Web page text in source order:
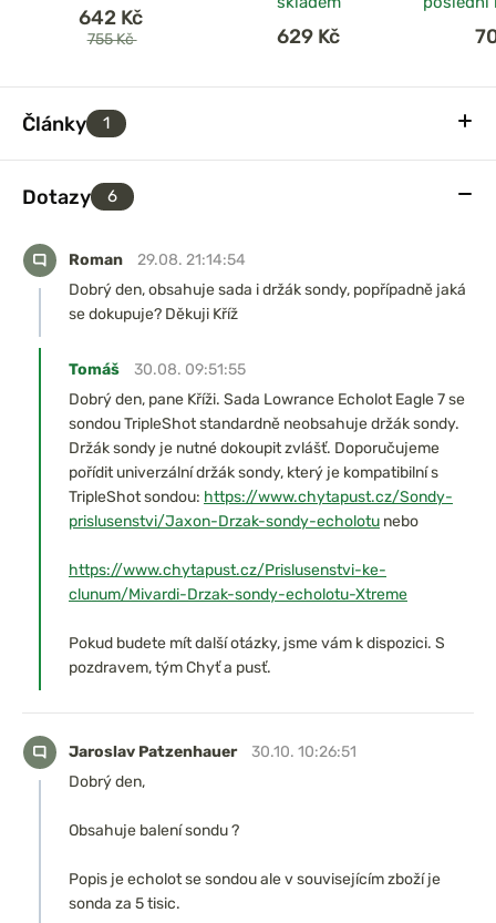
642 Kč
755 Kč 629 Kč
Články 1
Dotazy 6
Roman
29.08. 21:14:54
Dobrý den, obsahuje sada i držák sondy, popřípadně jaká
se dokupuje? Děkuji Kříž
Tomáš
30.08. 09:51:55
Dobrý den, pane Kříži. Sada Lowrance Echolot Eagle 7 se
sondou TripleShot standardně neobsahuje držák sondy.
Držák sondy je nutné dokoupit zvlášť. Doporučujeme
pořídit univerzální držák sondy, který je kompatibilní s
TripleShot sondou: https://www.chytapust.cz/Sondy-
prislusenstvi/Jaxon-Drzak-sondy-echolotu nebo
https://www.chytapust.cz/Prislusenstvi-ke-
clunum/Mivardi-Drzak-sondy-echolotu-Xtreme
Pokud budete mít další otázky, jsme vám k dispozici. S
pozdravem, tým Chyť a pusť.
Jaroslav Patzenhauer
30.10. 10:26:51
Dobrý den,
Obsahuje balení sondu ?
Popis je echolot se sondou ale v souvisejícím zboží je
sonda za 5 tisic.